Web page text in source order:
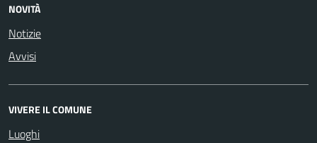
NOVITÀ
Notizie
Avvisi
VIVERE IL COMUNE
Luoghi